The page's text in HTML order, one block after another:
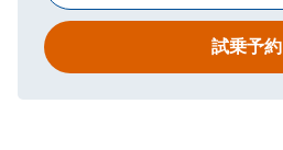
試乗予約